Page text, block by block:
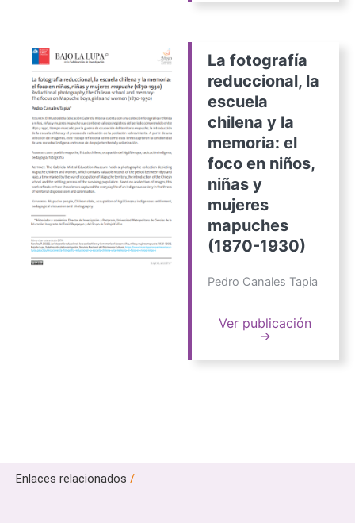
La fotografía
reduccional, la
escuela
chilena y la
memoria: el
foco en niños,
niñas y
mujeres
mapuches
(1870-1930)
Pedro Canales Tapia
Ver publicación
→
Enlaces relacionados /